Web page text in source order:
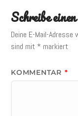
Schreibe
Deine E-Mail-
sind mit * markiert
KOMMENTAR *